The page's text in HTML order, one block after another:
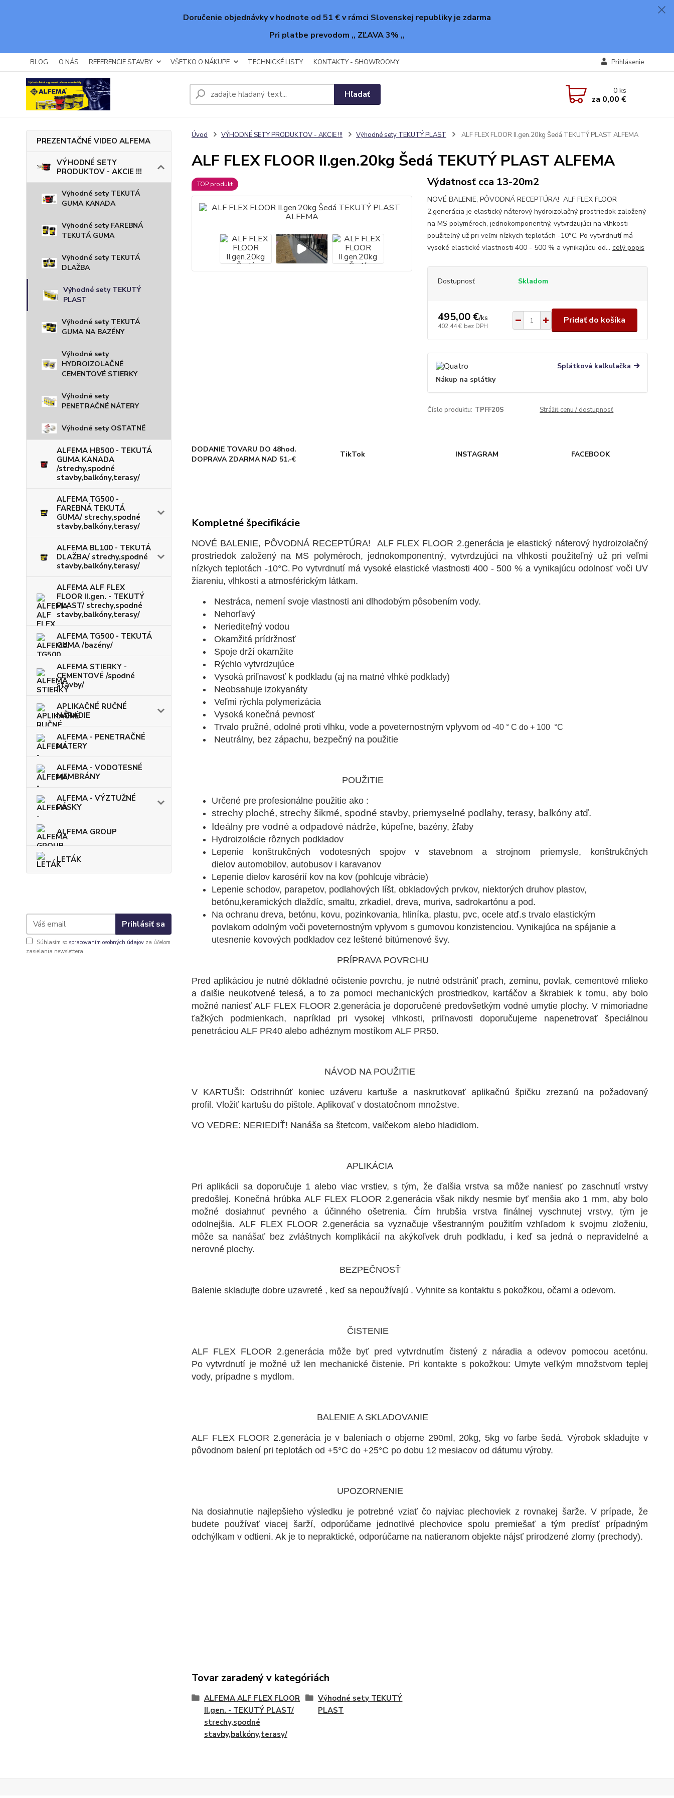
Doručenie objednávky v hodnote od 51 € v rámci Slovenskej republiky je zdarma
Pri platbe prevodom ,, ZĽAVA 3% ,,
BLOG O NÁS REFERENCIE STAVBY VŠETKO O NÁKUPE TECHNICKÉ LISTY KONTAKTY - SHOWROOMY Prihlásenie
Hľadať 0ks
za 0,00 €
PREZENTAČNÉ VIDEO ALFEMA
VÝHODNÉ SETY
PRODUKTOV - AKCIE !!!
Výhodné sety TEKUTÁ
GUMA KANADA
Výhodné sety FAREBNÁ
TEKUTÁ GUMA
Výhodné sety TEKUTÁ
DLAŽBA
Výhodné sety TEKUTÝ
PLAST
Výhodné sety TEKUTÁ
GUMA NA BAZÉNY
Výhodné sety
HYDROIZOLAČNÉ
CEMENTOVÉ STIERKY
Výhodné sety
PENETRAČNÉ NÁTERY
Výhodné sety OSTATNÉ
ALFEMA HB500 - TEKUTÁ
GUMA KANADA
/strechy,spodné
stavby,balkóny,terasy/
ALFEMA TG500 -
FAREBNÁ TEKUTÁ
GUMA/ strechy,spodné
stavby,balkóny,terasy/
ALFEMA BL100 - TEKUTÁ
DLAŽBA/ strechy,spodné
stavby,balkóny,terasy/
ALFEMA ALF FLEX
FLOOR II.gen. - TEKUTÝ
PLAST/ strechy,spodné
stavby,balkóny,terasy/
ALFEMA TG500 - TEKUTÁ
GUMA /bazény/
ALFEMA STIERKY -
CEMENTOVÉ /spodné
stavby/
APLIKAČNÉ RUČNÉ
NÁRADIE
ALFEMA - PENETRAČNÉ
NÁTERY
ALFEMA - VODOTESNÉ
MEMBRÁNY
ALFEMA - VÝZTUŽNÉ
PÁSKY
ALFEMA GROUP
LETÁK
Prihlásiť sa
Súhlasím so spracovaním osobných údajov za účelom
zasielania newslettera.
Úvod VÝHODNÉ SETY PRODUKTOV - AKCIE !!! Výhodné sety TEKUTÝ PLAST ALF FLEX FLOOR II.gen.20kg Šedá TEKUTÝ PLAST ALFEMA
ALF FLEX FLOOR II.gen.20kg Šedá TEKUTÝ PLAST ALFEMA
TOP produkt Výdatnosť cca 13-20m2
NOVÉ BALENIE, PÔVODNÁ RECEPTÚRA! ALF FLEX FLOOR
2.generácia je elastický náterový hydroizolačný prostriedok založený
na MS polyméroch, jednokomponentný, vytvrdzujúci na vlhkosti
použiteľný už pri veľmi nízkych teplotách -10°C. Po vytvrdnutí má
vysoké elastické vlastnosti 400 - 500 % a vynikajúcu od... celý popis
Dostupnosť Skladom
495,00 €/ks
402,44 € bez DPH
Pridať do košíka
Splátková kalkulačka
Nákup na splátky
Číslo produktu: TPFF20S Strážiť cenu / dostupnosť
DODANIE TOVARU DO 48hod.
DOPRAVA ZDARMA NAD 51.-€
TikTok INSTAGRAM FACEBOOK
Kompletné špecifikácie
NOVÉ BALENIE, PÔVODNÁ RECEPTÚRA! ALF FLEX FLOOR 2.generácia je elastický náterový hydroizolačný
prostriedok založený na MS polyméroch, jednokomponentný, vytvrdzujúci na vlhkosti použiteľný už pri veľmi
nízkych teplotách -10°C. Po vytvrdnutí má vysoké elastické vlastnosti 400 - 500 % a vynikajúcu odolnosť voči UV
žiareniu, vlhkosti a atmosférickým látkam.
Nestráca, nemení svoje vlastnosti ani dlhodobým pôsobením vody.
Nehorľavý
Neriediteľný vodou
Okamžitá prídržnosť
Spoje drží okamžite
Rýchlo vytvrdzujúce
Vysoká priľnavosť k podkladu (aj na matné vlhké podklady)
Neobsahuje izokyanáty
Veľmi rýchla polymerizácia
Vysoká konečná pevnosť
Trvalo pružné, odolné proti vlhku, vode a poveternostným vplyvom od -40 ° C do + 100 °C
Neutrálny, bez zápachu, bezpečný na použitie
POUŽITIE
Určené pre profesionálne použitie ako :
strechy ploché, strechy šikmé, spodné stavby, priemyselné podlahy, terasy, balkóny atď.
Ideálny pre vodné a odpadové nádrže, kúpeľne, bazény, žľaby
Hydroizolácie rôznych podkladov
Lepenie konštrukčných vodotesných spojov v stavebnom a strojnom priemysle, konštrukčných
dielov automobilov, autobusov i karavanov
Lepenie dielov karosérií kov na kov (pohlcuje vibrácie)
Lepenie schodov, parapetov, podlahových líšt, obkladových prvkov, niektorých druhov plastov,
betónu,keramických dlaždíc, smaltu, zrkadiel, dreva, muriva, sadrokartónu a pod.
Na ochranu dreva, betónu, kovu, pozinkovania, hliníka, plastu, pvc, ocele atď.s trvalo elastickým
povlakom odolným voči poveternostným vplyvom s gumovou konzistenciou. Vynikajúca na spájanie a
utesnenie kovových podkladov cez leštené bitúmenové švy.
PRÍPRAVA POVRCHU
Pred aplikáciou je nutné dôkladné očistenie povrchu, je nutné odstrániť prach, zeminu, povlak, cementové mlieko
a ďalšie neukotvené telesá, a to za pomoci mechanických prostriedkov, kartáčov a škrabiek k tomu, aby bolo
možné naniesť ALF FLEX FLOOR 2.generácia je doporučené predovšetkým vodné umytie plochy. V mimoriadne
ťažkých podmienkach, napríklad pri vysokej vlhkosti, priľnavosti doporučujeme napenetrovať špeciálnou
penetráciou ALF PR40 alebo adhéznym mostíkom ALF PR50.
NÁVOD NA POUŽITIE
V KARTUŠI: Odstrihnúť koniec uzáveru kartuše a naskrutkovať aplikačnú špičku zrezanú na požadovaný
profil. Vložiť kartušu do pištole. Aplikovať v dostatočnom množstve.
VO VEDRE: NERIEDIŤ! Nanáša sa štetcom, valčekom alebo hladidlom.
APLIKÁCIA
Pri aplikácii sa doporučuje 1 alebo viac vrstiev, s tým, že ďalšia vrstva sa môže naniesť po zaschnutí vrstvy
predošlej. Konečná hrúbka ALF FLEX FLOOR 2.generácia však nikdy nesmie byť menšia ako 1 mm, aby bolo
možné dosiahnuť pevného a účinného ošetrenia. Čím hrubšia vrstva finálnej vyschnutej vrstvy, tým je
odolnejšia. ALF FLEX FLOOR 2.generácia sa vyznačuje všestranným použitím vzhľadom k svojmu zloženiu,
môže sa nanášať bez zvláštnych komplikácií na akýkoľvek druh podkladu, i keď sa jedná o nepravidelné a
nerovné plochy.
BEZPEČNOSŤ
Balenie skladujte dobre uzavreté , keď sa nepoužívajú . Vyhnite sa kontaktu s pokožkou, očami a odevom.
ČISTENIE
ALF FLEX FLOOR 2.generácia môže byť pred vytvrdnutím čistený z náradia a odevov pomocou acetónu.
Po vytvrdnutí je možné už len mechanické čistenie. Pri kontakte s pokožkou: Umyte veľkým množstvom teplej
vody, prípadne s mydlom.
BALENIE A SKLADOVANIE
ALF FLEX FLOOR 2.generácia je v baleniach o objeme 290ml, 20kg, 5kg vo farbe šedá. Výrobok skladujte v
pôvodnom balení pri teplotách od +5°C do +25°C po dobu 12 mesiacov od dátumu výroby.
UPOZORNENIE
Na dosiahnutie najlepšieho výsledku je potrebné vziať čo najviac plechoviek z rovnakej šarže. V prípade, že
budete používať viacej šarží, odporúčame jednotlivé plechovice spolu premiešať a tým predísť prípadným
odchýlkam v odtieni. Ak je to nepraktické, odporúčame na natieranom objekte nájsť prirodzené zlomy (prechody).
Tovar zaradený v kategóriách
ALFEMA ALF FLEX FLOOR
II.gen. - TEKUTÝ PLAST/
strechy,spodné
stavby,balkóny,terasy/
Výhodné sety TEKUTÝ
PLAST